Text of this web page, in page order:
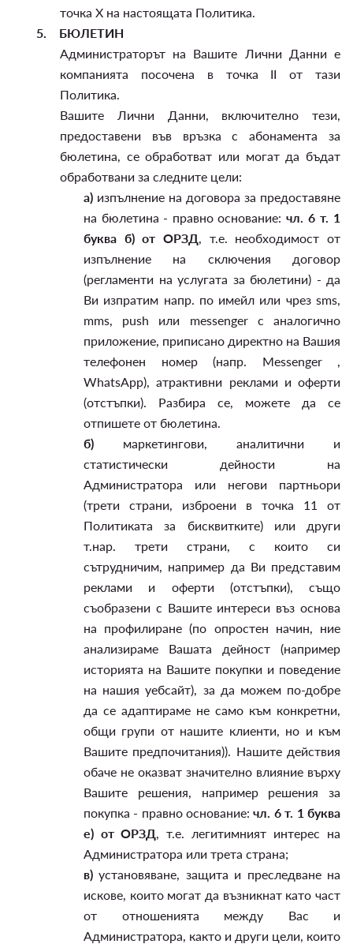
точка X на настоящата Политика.
5. БЮЛЕТИН
Администраторът на Вашите Лични Данни е
компанията посочена в точка II от тази
Политика.
Вашите Лични Данни, включително тези,
предоставени във връзка с абонамента за
бюлетина, се обработват или могат да бъдат
обработвани за следните цели:
а) изпълнение на договора за предоставяне
на бюлетина - правно основание: чл. 6 т. 1
буква б) от ОРЗД, т.е. необходимост от
изпълнение на сключения договор
(регламенти на услугата за бюлетини) - да
Ви изпратим напр. по имейл или чрез sms,
mms, push или messenger с аналогично
приложение, приписано директно на Вашия
телефонен номер (напр. Messenger ,
WhatsApp), атрактивни реклами и оферти
(отстъпки). Разбира се, можете да се
отпишете от бюлетина.
б) маркетингови, аналитични и
статистически дейности на
Администратора или негови партньори
(трети страни, изброени в точка 11 от
Политиката за бисквитките) или други
т.нар. трети страни, с които си
сътрудничим, например да Ви представим
реклами и оферти (отстъпки), също
съобразени с Вашите интереси въз основа
на профилиране (по опростен начин, ние
анализираме Вашата дейност (например
историята на Вашите покупки и поведение
на нашия уебсайт), за да можем по-добре
да се адаптираме не само към конкретни,
общи групи от нашите клиенти, но и към
Вашите предпочитания)). Нашите действия
обаче не оказват значително влияние върху
Вашите решения, например решения за
покупка - правно основание: чл. 6 т. 1 буква
е) от ОРЗД, т.е. легитимният интерес на
Администратора или трета страна;
в) установяване, защита и преследване на
искове, които могат да възникнат като част
от отношенията между Вас и
Администратора, както и други цели, които